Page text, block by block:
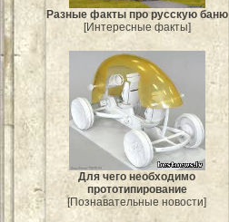
Разные факты про русскую баню
[Интересные факты]
Для чего необходимо
прототипирование
[Познавательные новости]